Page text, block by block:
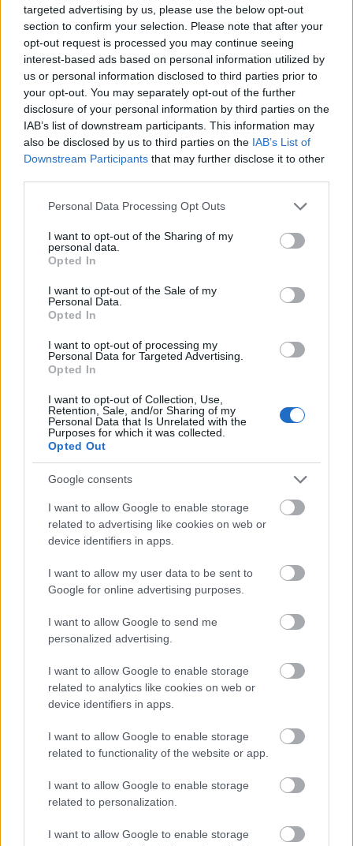
targeted advertising by us, please use the below opt-out
section to confirm your selection. Please note that after your
opt-out request is processed you may continue seeing
interest-based ads based on personal information utilized by
us or personal information disclosed to third parties prior to
your opt-out. You may separately opt-out of the further
disclosure of your personal information by third parties on the
IAB’s list of downstream participants. This information may
also be disclosed by us to third parties on the IAB’s List of
Downstream Participants that may further disclose it to other
Please note that this website/app uses one or more Google
not limited to your visit or usage behaviour. You may click to
grant or deny consent to Google and its third-party tags to
use your data for below specified purposes in below Google
consent section.
Personal Data Processing Opt Outs
I want to opt-out of the Sharing of my
personal data.
Opted In
I want to opt-out of the Sale of my
Personal Data.
Opted In
I want to opt-out of processing my
Personal Data for Targeted Advertising.
Opted In
I want to opt-out of Collection, Use,
Retention, Sale, and/or Sharing of my
Personal Data that Is Unrelated with the
Purposes for which it was collected.
Opted Out
Google consents
I want to allow Google to enable storage
related to advertising like cookies on web or
device identifiers in apps.
I want to allow my user data to be sent to
Google for online advertising purposes.
I want to allow Google to send me
personalized advertising.
I want to allow Google to enable storage
related to analytics like cookies on web or
device identifiers in apps.
I want to allow Google to enable storage
related to functionality of the website or app.
I want to allow Google to enable storage
related to personalization.
I want to allow Google to enable storage
Kolibri Színház
KoMa Társulat
Komédium
Körúti Színház
Krétakör Színház
Laser Theater
Madách Színház
Magyar Állami Operaház
Magyar Színház
Maladype Színház
Merlin Nemzetközi Színház
MiaManó Színház
Millenáris Teátrum
Momentán Társulat
Műhelymunka Társulat
Művészetek Palotája
Nemzeti Színház
Nemzeti Táncszínház
Nevesincs Színház
Óbudai Teátrum
Ódry Színpad
Örkény Színház
Patka Heléna Pódiumszínháza
Pesti Színház
Pesti Vigadó
Picaro
Pintér Béla és Társulata
Pont Műhely
Prizma Színház
Radnóti Színház
Rockszínház
RS9 Stúdiószínház
Ruttkai Éva Színház
Sanyi és Aranka Színház és Opera
Spinoza-ház
Stúdió "K"